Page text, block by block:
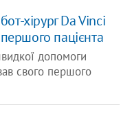
хірург Da Vinci
пацієнта
допомоги
свого першого